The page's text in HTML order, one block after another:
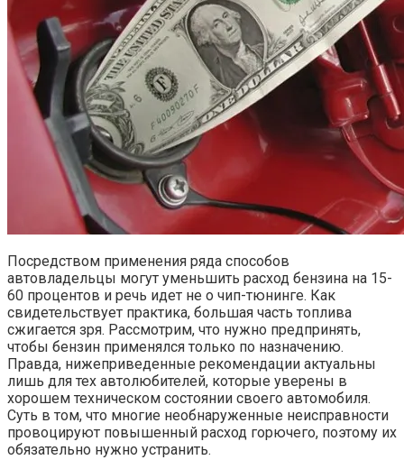
Посредством применения ряда способов
автовладельцы могут уменьшить расход бензина на 15-
60 процентов и речь идет не о чип-тюнинге. Как
свидетельствует практика, большая часть топлива
сжигается зря. Рассмотрим, что нужно предпринять,
чтобы бензин применялся только по назначению.
Правда, нижеприведенные рекомендации актуальны
лишь для тех автолюбителей, которые уверены в
хорошем техническом состоянии своего автомобиля.
Суть в том, что многие необнаруженные неисправности
провоцируют повышенный расход горючего, поэтому их
обязательно нужно устранить.